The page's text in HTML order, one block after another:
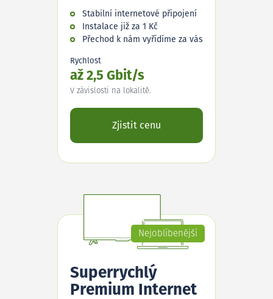
Stabilní internetové připojení
Instalace již za 1 Kč
Přechod k nám vyřídíme za vás
Rychlost
až 2,5 Gbit/s
V závislosti na lokalitě.
Zjistit cenu
Nejoblíbenější
Superrychlý
Premium Internet